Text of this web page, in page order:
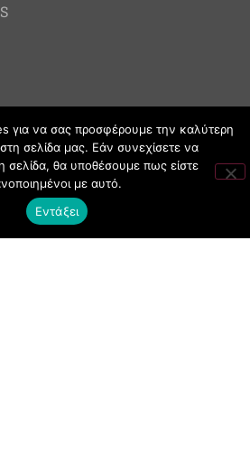
για να σας προσφέρουμε την καλύτερη
σελίδα μας. Εάν συνεχίσετε να
σελίδα, θα υποθέσουμε πως είστε
με αυτό.
Εντάξει